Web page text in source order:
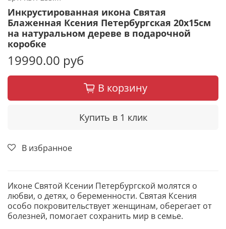
Инкрустированная икона Святая
Блаженная Ксения Петербургская 20х15см
на натуральном дереве в подарочной
коробке
19990.00 руб
В корзину
Купить в 1 клик
В избранное
Иконе Святой Ксении Петербургской молятся о
любви, о детях, о беременности. Святая Ксения
особо покровительствует женщинам, оберегает от
болезней, помогает сохранить мир в семье.